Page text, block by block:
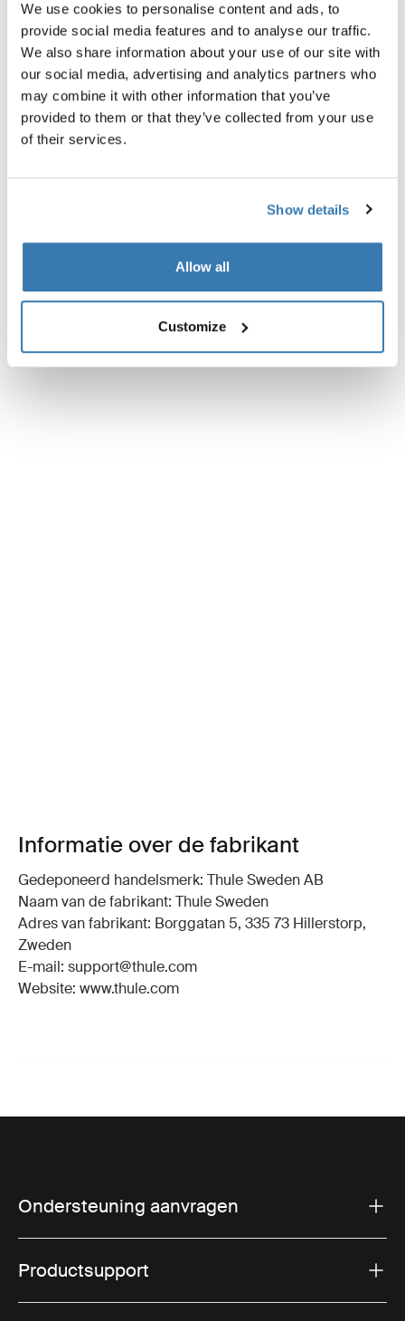
We use cookies to personalise content and ads, to
provide social media features and to analyse our traffic.
We also share information about your use of our site with
our social media, advertising and analytics partners who
may combine it with other information that you’ve
provided to them or that they’ve collected from your use
of their services.
Show details
Allow all
Customize
Toggle features
Alle eigenschappen
Toggle techspec
Technische specificaties
Informatie over de fabrikant
Gedeponeerd handelsmerk: Thule Sweden AB
Naam van de fabrikant: Thule Sweden
Adres van fabrikant: Borggatan 5, 335 73 Hillerstorp,
Zweden
E-mail: support@thule.com
Website: www.thule.com
Ondersteuning aanvragen
Productsupport